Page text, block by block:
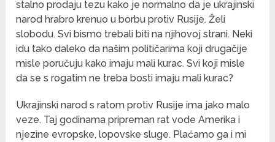
stalno prodaju tezu kako je normalno da je ukrajinski
narod hrabro krenuo u borbu protiv Rusije. Želi
slobodu. Svi bismo trebali biti na njihovoj strani. Neki
idu tako daleko da našim političarima koji drugačije
misle poručuju kako imaju mali kurac. Svi koji misle
da se s rogatim ne treba bosti imaju mali kurac?
Ukrajinski narod s ratom protiv Rusije ima jako malo
veze. Taj godinama pripreman rat vode Amerika i
njezine evropske, lopovske sluge. Plaćamo ga i mi